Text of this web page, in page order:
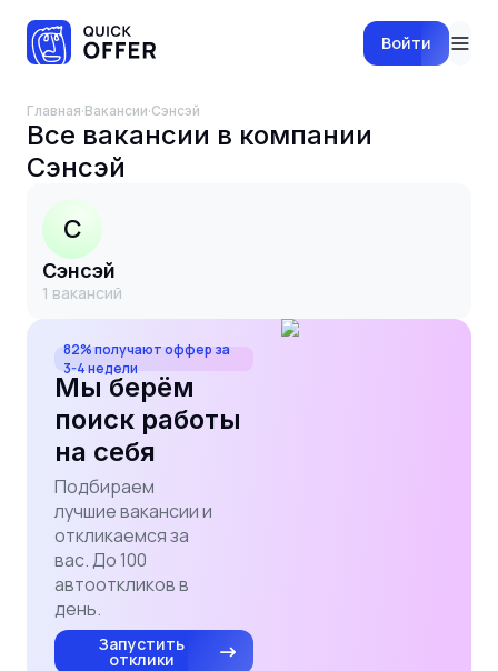
Войти
Главная·Вакансии· Сэнсэй
Все вакансии в компании
Сэнсэй
С
Сэнсэй
1 вакансий
82% получают оффер за
3-4 недели
Мы берём
поиск работы
на себя
Подбираем
лучшие вакансии и
откликаемся за
вас. До 100
автооткликов в
день.
Запустить
отклики